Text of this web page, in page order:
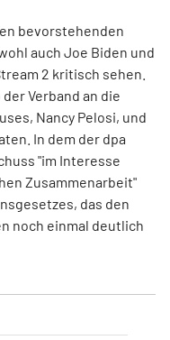
bevorstehenden
auch Joe Biden und
2 kritisch sehen.
Verband an die
Nancy Pelosi, und
In dem der dpa
"im Interesse
Zusammenarbeit"
das den
noch einmal deutlich